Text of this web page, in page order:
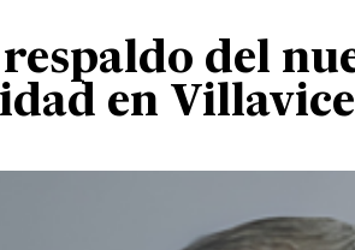
del
en